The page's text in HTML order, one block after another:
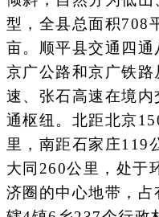
型，全县总面积708
亩。顺平县交通四通
京广公路和京广铁
速、张石高速在境
通枢纽。北距北京
里，南距石家庄119
大同260公里，处于
济圈的中心地带，